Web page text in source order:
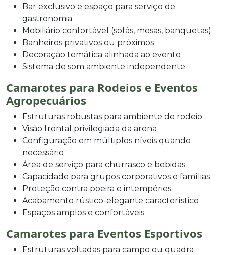
Bar exclusivo e espaço para serviço de
gastronomia
Mobiliário confortável (sofás, mesas, banquetas)
Banheiros privativos ou próximos
Decoração temática alinhada ao evento
Sistema de som ambiente independente
Camarotes para Rodeios e Eventos
Agropecuários
Estruturas robustas para ambiente de rodeio
Visão frontal privilegiada da arena
Configuração em múltiplos níveis quando
necessário
Área de serviço para churrasco e bebidas
Capacidade para grupos corporativos e famílias
Proteção contra poeira e intempéries
Acabamento rústico-elegante característico
Espaços amplos e confortáveis
Camarotes para Eventos Esportivos
Estruturas voltadas para campo ou quadra